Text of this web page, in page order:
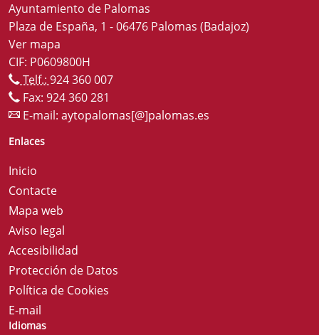
Ayuntamiento de Palomas
Plaza de España, 1 - 06476 Palomas (Badajoz)
Ver mapa
CIF: P0609800H
Telf.: 924 360 007
Fax: 924 360 281
E-mail: aytopalomas[@]palomas.es
Enlaces
Inicio
Contacte
Mapa web
Aviso legal
Accesibilidad
Protección de Datos
Política de Cookies
E-mail
Idiomas